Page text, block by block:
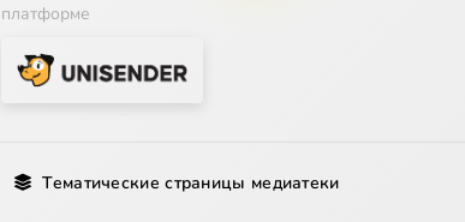
платформе
Тематические страницы медиатеки